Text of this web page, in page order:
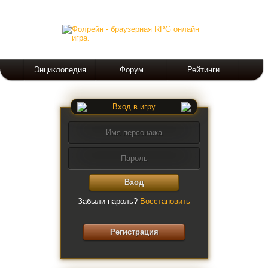
Энциклопедия Форум Рейтинги
Вход в игру
Вход
Забыли пароль? Восстановить
Регистрация